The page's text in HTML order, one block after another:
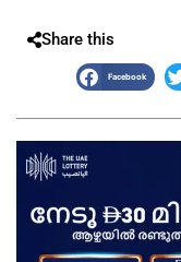
Share this
Facebook